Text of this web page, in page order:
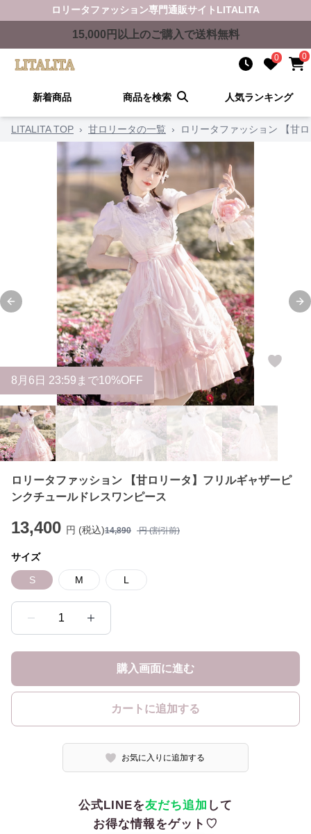
ロリータファッション専門通販サイト LITALITA
15,000 円以上のご購入で送料無料
0 0
新着商品 商品を検索 人気ランキング
LITALITA TOP › 甘ロリータの一覧 › ロリータファッション 【甘
Previous slide
8 月 6 日 23:59まで10%OFF
ロリータファッション 【甘ロリータ】フリルギャザーピ
ンクチュールドレスワンピース
13,400 円 (税込)14,890 円 (割引前)
サイズ
S M L
1
購入画面に進む
カートに追加する
お気に入りに追加する
公式LINEを友だち追加 して
お得な情報をゲット♡